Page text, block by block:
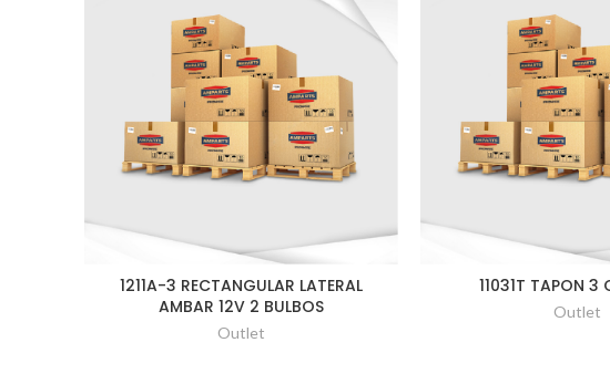
1211A-3 RECTANGULAR LATERAL
AMBAR 12V 2 BULBOS
Outlet
11031T TAPON 3
Outlet